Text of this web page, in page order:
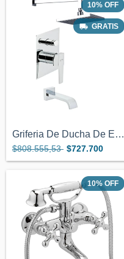
10% OFF
GRATIS
Griferia De Ducha De Embutir C/transfere...
$808.555,53 $727.700
10% OFF